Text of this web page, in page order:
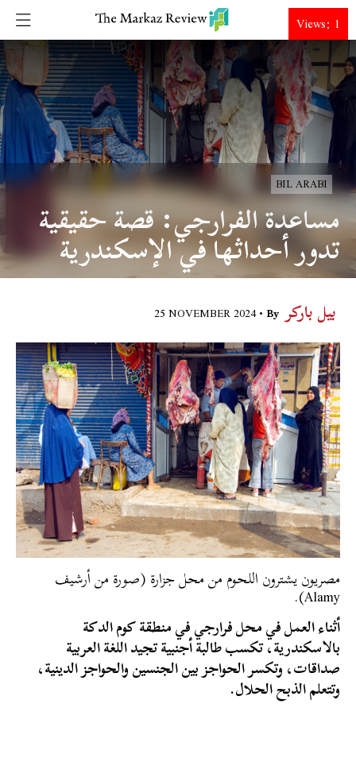
DONATE
BIL ARABI
مساعدة الفرارجي: قصة حقيقية
تدور أحداثها في الإسكندرية
25 NOVEMBER 2024
مصريون يشترون اللحوم من محل جزارة (صورة من أرشيف
Alamy).
أثناء العمل في محل فرارجي في منطقة كوم الدكة
بالاسكندرية، تكسب طالبة أجنبية تجيد اللغة العربية
صداقات، وتكسر الحواجز بين الجنسين والحواجز الدينية،
وتتعلم الذبح الحلال.
Views: 1